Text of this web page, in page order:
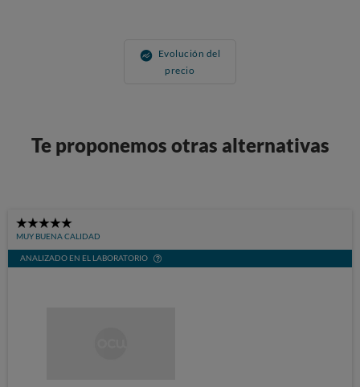
Evolución del
precio
Te proponemos otras alternativas
5
Stars
MUY BUENA CALIDAD
ANALIZADO EN EL LABORATORIO